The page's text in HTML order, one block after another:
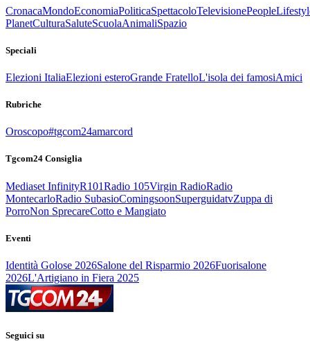
CronacaMondoEconomiaPoliticaSpettacoloTelevisionePeople
PlanetCulturaSaluteScuolaAnimaliSpazio
Speciali
Elezioni ItaliaElezioni esteroGrande FratelloL'isola dei famosiAmici
Rubriche
Oroscopo#tgcom24amarcord
Tgcom24 Consiglia
Mediaset InfinityR101Radio 105Virgin RadioRadio
MontecarloRadio SubasioComingsoonSuperguidatvZuppa di
PorroNon SprecareCotto e Mangiato
Eventi
Identità Golose 2026Salone del Risparmio 2026Fuorisalone
2026L'Artigiano in Fiera 2025
Seguici su